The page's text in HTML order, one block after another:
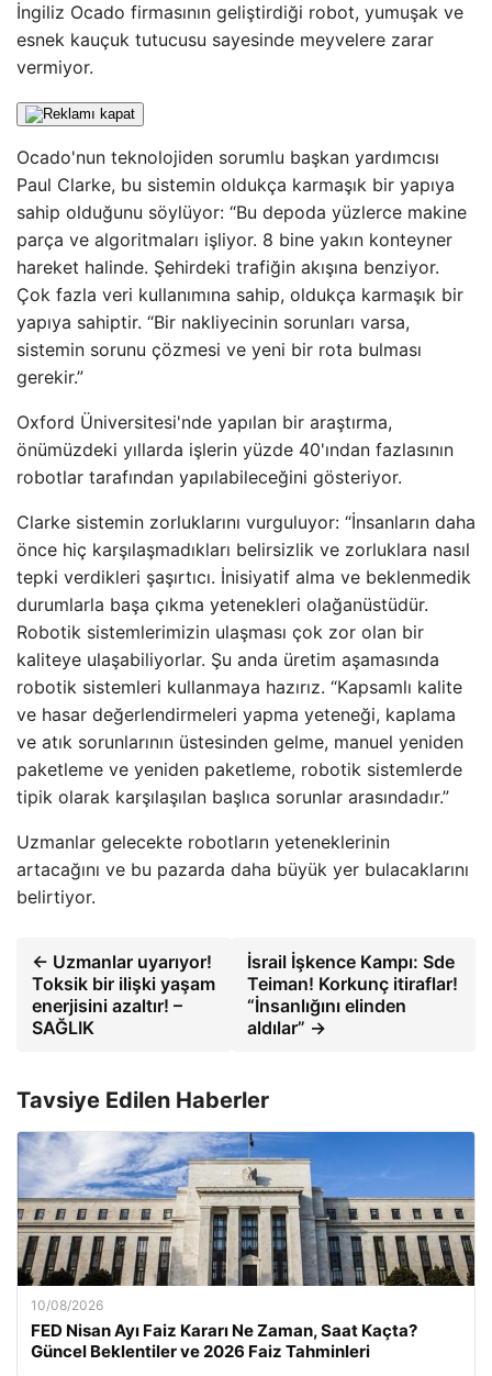
İngiliz Ocado firmasının geliştirdiği robot, yumuşak ve
esnek kauçuk tutucusu sayesinde meyvelere zarar
vermiyor.
Ocado'nun teknolojiden sorumlu başkan yardımcısı
Paul Clarke, bu sistemin oldukça karmaşık bir yapıya
sahip olduğunu söylüyor: “Bu depoda yüzlerce makine
parça ve algoritmaları işliyor. 8 bine yakın konteyner
hareket halinde. Şehirdeki trafiğin akışına benziyor.
Çok fazla veri kullanımına sahip, oldukça karmaşık bir
yapıya sahiptir. “Bir nakliyecinin sorunları varsa,
sistemin sorunu çözmesi ve yeni bir rota bulması
gerekir.”
Oxford Üniversitesi'nde yapılan bir araştırma,
önümüzdeki yıllarda işlerin yüzde 40'ından fazlasının
robotlar tarafından yapılabileceğini gösteriyor.
Clarke sistemin zorluklarını vurguluyor: “İnsanların daha
önce hiç karşılaşmadıkları belirsizlik ve zorluklara nasıl
tepki verdikleri şaşırtıcı. İnisiyatif alma ve beklenmedik
durumlarla başa çıkma yetenekleri olağanüstüdür.
Robotik sistemlerimizin ulaşması çok zor olan bir
kaliteye ulaşabiliyorlar. Şu anda üretim aşamasında
robotik sistemleri kullanmaya hazırız. “Kapsamlı kalite
ve hasar değerlendirmeleri yapma yeteneği, kaplama
ve atık sorunlarının üstesinden gelme, manuel yeniden
paketleme ve yeniden paketleme, robotik sistemlerde
tipik olarak karşılaşılan başlıca sorunlar arasındadır.”
Uzmanlar gelecekte robotların yeteneklerinin
artacağını ve bu pazarda daha büyük yer bulacaklarını
belirtiyor.
← Uzmanlar uyarıyor!
Toksik bir ilişki yaşam
enerjisini azaltır! –
SAĞLIK
İsrail İşkence Kampı: Sde
Teiman! Korkunç itiraflar!
“İnsanlığını elinden
aldılar” →
Tavsiye Edilen Haberler
10/08/2026
FED Nisan Ayı Faiz Kararı Ne Zaman, Saat Kaçta?
Güncel Beklentiler ve 2026 Faiz Tahminleri